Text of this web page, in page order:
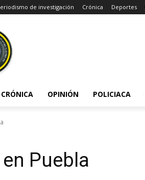
de investigación Crónica Deportes
CRÓNICA OPINIÓN POLICIACA
Puebla